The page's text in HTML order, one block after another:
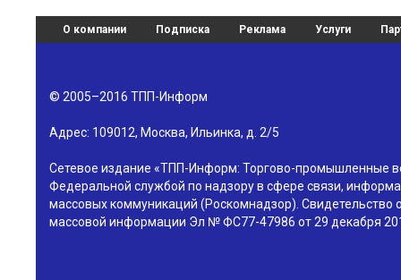
О компании Подписка Реклама Услуги
© 2005–2016 ТПП-Информ
Адрес: 109012, Москва, Ильинка, д. 2/5
Сетевое издание «ТПП-Информ: Торгово-промышленные
Федеральной службой по надзору в сфере связи,
массовых коммуникаций (Роскомнадзор). Свидетельство
массовой информации Эл № ФС77-47986 от 29 декабря